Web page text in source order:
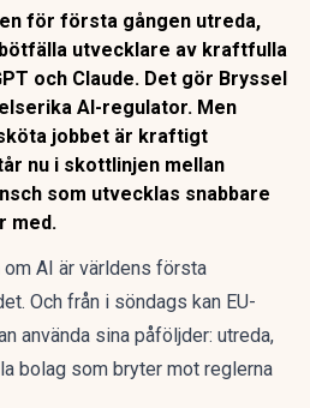
för första gången utreda,
utvecklare av kraftfulla
och Claude. Det gör Bryssel
AI-regulator. Men
jobbet är kraftigt
nu i skottlinjen mellan
som utvecklas snabbare
med.
om AI är världens första
Och från i söndags kan EU-
använda sina påföljder: utreda,
bolag som bryter mot reglerna